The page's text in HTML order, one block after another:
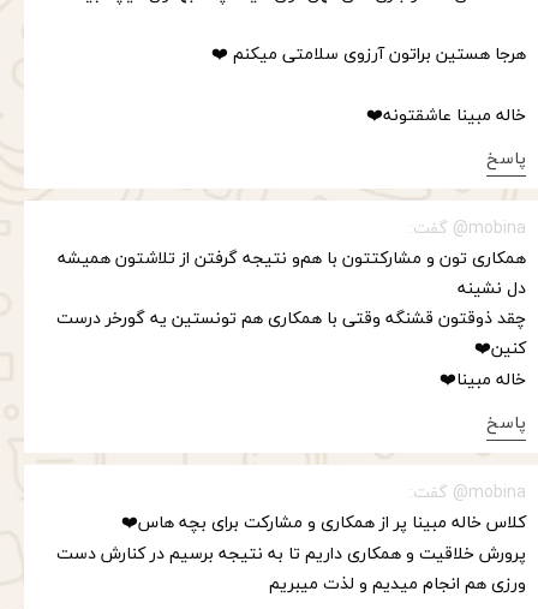
هرجا هستین براتون آرزوی سلامتی میکنم ❤️
خاله مبینا عاشقتونه❤️
پاسخ
mobina@ گفت:
همکاری تون و مشارکتتون با هم‌و نتیجه گرفتن از تلاشتون همیشه
دل نشینه
چقد ذوقتون قشنگه وقتی با همکاری هم تونستین یه گورخر درست
کنین❤️
خاله مبینا❤️
پاسخ
mobina@ گفت:
کلاس خاله مبینا پر از همکاری و مشارکت برای بچه هاس❤️
پرورش خلاقیت و همکاری داریم تا به نتیجه برسیم در کنارش دست
ورزی هم انجام میدیم و لذت میبریم